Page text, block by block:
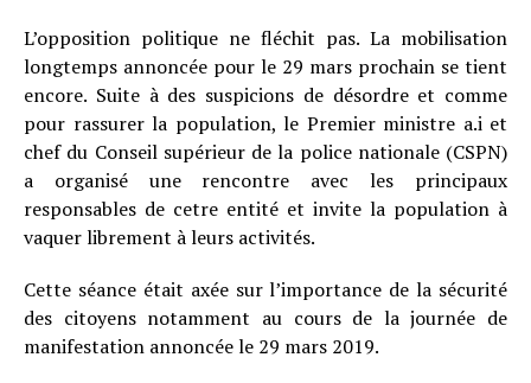
L’opposition politique ne fléchit pas. La mobilisation
longtemps annoncée pour le 29 mars prochain se tient
encore. Suite à des suspicions de désordre et comme
pour rassurer la population, le Premier ministre a.i et
chef du Conseil supérieur de la police nationale (CSPN)
a organisé une rencontre avec les principaux
responsables de cetre entité et invite la population à
vaquer librement à leurs activités.
Cette séance était axée sur l’importance de la sécurité
des citoyens notamment au cours de la journée de
manifestation annoncée le 29 mars 2019.